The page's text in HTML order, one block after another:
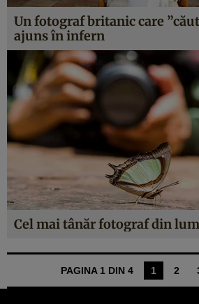
Un fotograf britanic care
ajuns în infern
Cel mai tânăr fotograf din
PAGINA 1 DIN 4 1 2